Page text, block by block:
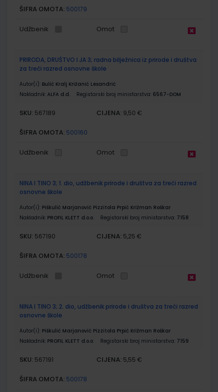
ŠIFRA OMOTA: 500179
Udžbenik Omot
PRIRODA, DRUŠTVO I JA 3; radna bilježnica iz prirode i društva
za treći razred osnovne škole
Autor(i): Bulić Kralj Križanić Lesandrić
Nakladnik: ALFA d.d. Registarski broj ministarstva: 6567-DOM
SKU: 567189 CIJENA: 9,50 €
ŠIFRA OMOTA: 500160
Udžbenik Omot
NINA I TINO 3; 1. dio, udžbenik prirode i društva za treći razred
osnovne škole
Autor(i): Piškulić Marjanović Pizzitola Prpić Križman Roškar
Nakladnik: PROFIL KLETT d.o.o. Registarski broj ministarstva: 7158
SKU: 567190 CIJENA: 5,25 €
ŠIFRA OMOTA: 500178
Udžbenik Omot
NINA I TINO 3; 2. dio, udžbenik prirode i društva za treći razred
osnovne škole
Autor(i): Piškulić Marjanović Pizzitola Prpić Križman Roškar
Nakladnik: PROFIL KLETT d.o.o. Registarski broj ministarstva: 7159
SKU: 567191 CIJENA: 5,55 €
ŠIFRA OMOTA: 500178